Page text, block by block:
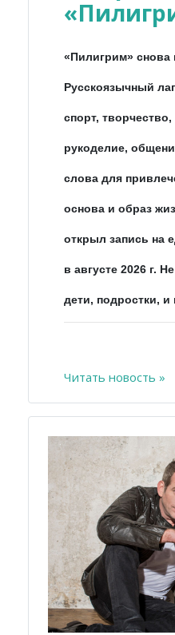
«Пилигрим» снова
Русскоязычный
спорт,
рукоделие,
слова для
основа и образ
открыл запись на
в августе 2026 г.
дети, подростки,
Читать новость »